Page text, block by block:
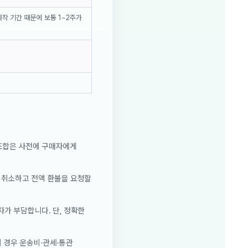
기간 때문에 보통 1~2주가
은 사전에 구매자에게
소하고 전액 환불을 요청할
가 부담합니다. 단, 정확한
우 운송비·관세·통관